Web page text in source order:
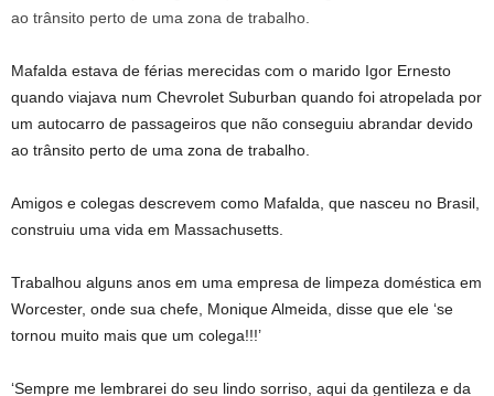
Mafalda estava de férias merecidas com o marido Igor Ernesto
quando viajava num Chevrolet Suburban quando foi atropelada por
um autocarro de passageiros que não conseguiu abrandar devido
ao trânsito perto de uma zona de trabalho.
Amigos e colegas descrevem como Mafalda, que nasceu no Brasil,
construiu uma vida em Massachusetts.
Trabalhou alguns anos em uma empresa de limpeza doméstica em
Worcester, onde sua chefe, Monique Almeida, disse que ele ‘se
tornou muito mais que um colega!!!’
‘Sempre me lembrarei do seu lindo sorriso, aqui da gentileza e da